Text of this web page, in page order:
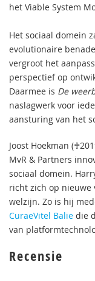
het Viable System
Het sociaal domein
evolutionaire
vergroot het
perspectief op
Daarmee is De
naslagwerk voor
aansturing van het
Joost Hoekman
MvR & Partners
sociaal domein.
richt zich op nieuwe
welzijn. Zo is hij
CuraeVitel Balie die
van
Recensie